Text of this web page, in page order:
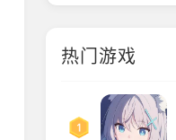
热门游戏